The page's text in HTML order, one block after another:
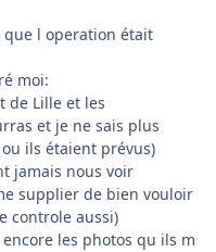
l operation était
moi:
de Lille et les
et je ne sais plus
ils étaient prévus)
jamais nous voir
supplier de bien vouloir
controle aussi)
les photos qu ils m